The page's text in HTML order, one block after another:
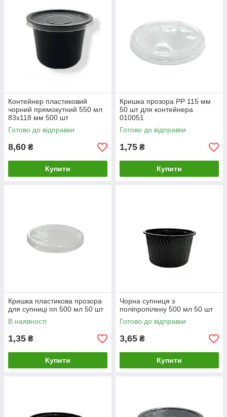
Контейнер пластиковий
чорний прямокутний 550 мл
83х118 мм 500 шт
Готово до відправки
8,60 ₴
Купити
Кришка прозора РР 115 мм
50 шт для контейнера
010051
Готово до відправки
1,75 ₴
Купити
Кришка пластикова прозора
для супниці пп 500 мл 50 шт
В наявності
1,35 ₴
Купити
Чорна супниця з
поліпропілену 500 мл 50 шт
Готово до відправки
3,65 ₴
Купити